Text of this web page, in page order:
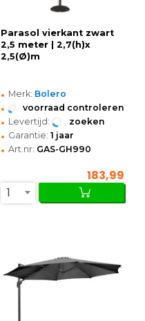
Parasol vierkant zwart
2,5 meter | 2,7(h)x
2,5(Ø)m
• Merk: Bolero
• voorraad controleren
• Levertijd: zoeken
• Garantie: 1 jaar
• Art.nr: GAS-GH990
183,99
1